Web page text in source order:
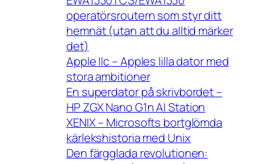
operatörsroutern som styr ditt
hemnät (utan att du alltid märker
det)
Apple IIc – Apples lilla dator med
stora ambitioner
En superdator på skrivbordet –
HP ZGX Nano G1n AI Station
XENIX – Microsofts bortglömda
kärlekshistoria med Unix
Den färgglada revolutionen: